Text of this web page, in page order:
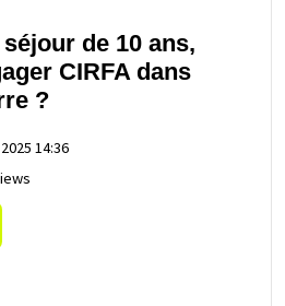
de 10 ans,
CIRFA dans
?
14:36